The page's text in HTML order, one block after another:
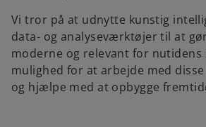
Vi tror på at udnytte kunstig
data- og analyseværktøjer til at
moderne og relevant for nutidens
mulighed for at arbejde med
og hjælpe med at opbygge